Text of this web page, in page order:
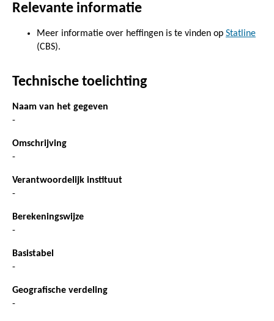
Relevante informatie
Meer informatie over heffingen is te vinden op Statline
(CBS).
Technische toelichting
Naam van het gegeven
-
Omschrijving
-
Verantwoordelijk instituut
-
Berekeningswijze
-
Basistabel
-
Geografische verdeling
-